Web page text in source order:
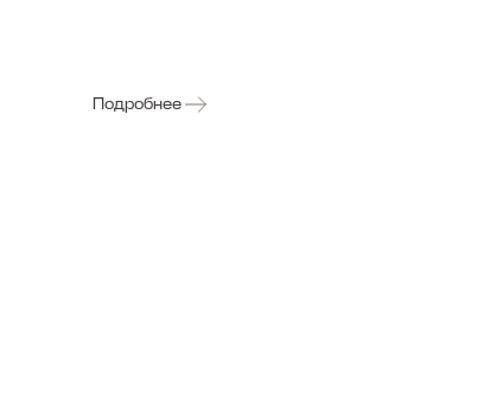
Подробнее